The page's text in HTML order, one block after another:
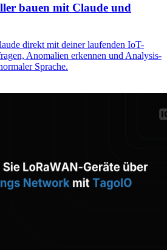
bauen mit Claude und
direkt mit deiner laufenden IoT-
Anomalien erkennen und Analysis-
Sprache.